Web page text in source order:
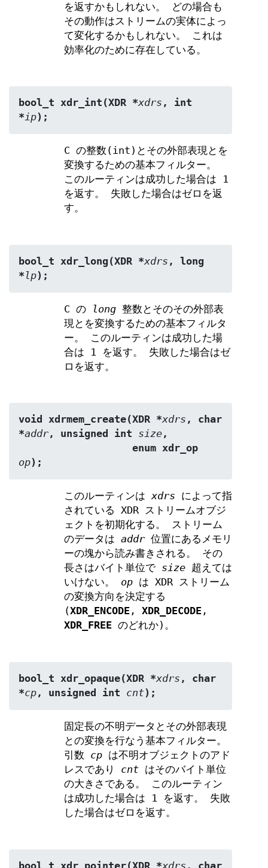
を返すかもしれない。 どの場合も
その動作はストリームの実体によっ
て変化するかもしれない。 これは
効率化のために存在している。
bool_t xdr_int(XDR *xdrs , int
*ip);
C の整数(int)とその外部表現とを
変換するための基本フィルター。
このルーティンは成功した場合は 1
を返す。 失敗した場合はゼロを返
す。
bool_t xdr_long(XDR *xdrs , long
*lp);
C の long整数とそのその外部表
現とを変換するための基本フィルタ
ー。 このルーティンは成功した場
合は 1 を返す。 失敗した場合はゼ
ロを返す。
void xdrmem_create(XDR *xdrs , char
*addr, unsigned int size,
op);
このルーティンはxdrs によって指
されている XDR ストリームオブジ
ェクトを初期化する。 ストリーム
のデータは addr位置にあるメモリ
ーの塊から読み書きされる。 その
長さはバイト単位で size超えては
いけない。 opは XDR ストリーム
の変換方向を決定する
(XDR_ENCODE, XDR_DECODE,
XDR_FREEのどれか)。
bool_t xdr_opaque(XDR *xdrs , char
*cp, unsigned int cnt);
固定長の不明データとその外部表現
との変換を行なう基本フィルター。
引数 cpは不明オブジェクトのアド
レスであり cntはそのバイト単位
の大きさである。 このルーティン
は成功した場合は 1 を返す。 失敗
した場合はゼロを返す。
bool_t xdr_pointer(XDR *xdrs , char